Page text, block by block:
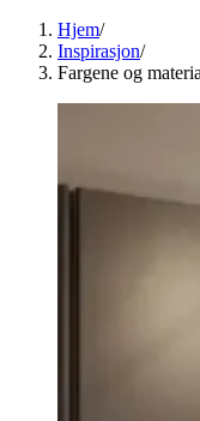
Hjem/
Inspirasjon/
Fargene og